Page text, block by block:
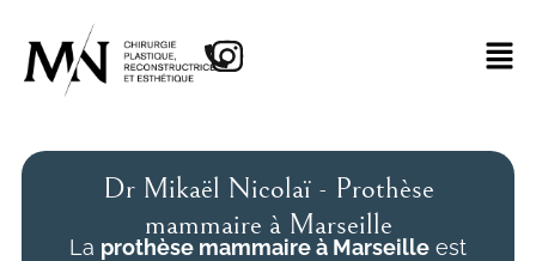
Dr Mikaël Nicolaï - Prothèse
mammaire à Marseille
La prothèse mammaire à Marseille est